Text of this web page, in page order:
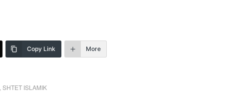
Copy Link More
SHTET ISLAMIK